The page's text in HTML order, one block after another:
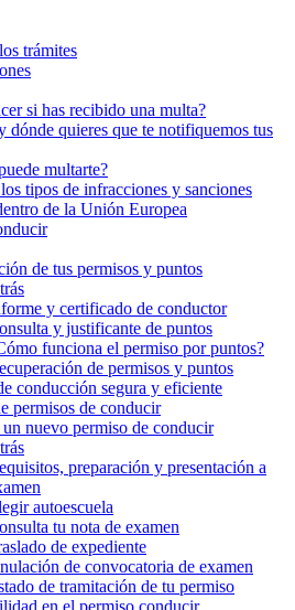
trámites
si has recibido una multa?
dónde quieres que te notifiquemos tus
multarte?
tipos de infracciones y sanciones
de la Unión Europea
de tus permisos y puntos
y certificado de conductor
y justificante de puntos
funciona el permiso por puntos?
de permisos y puntos
conducción segura y eficiente
permisos de conducir
nuevo permiso de conducir
preparación y presentación a
autoescuela
tu nota de examen
de expediente
de convocatoria de examen
de tramitación de tu permiso